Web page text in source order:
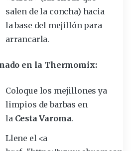
salen de la concha) hacia
la base del mejillón para
arrancarla.
en la Thermomix:
Coloque los mejillones ya
limpios de barbas en
la Cesta Varoma.
Llene el <a